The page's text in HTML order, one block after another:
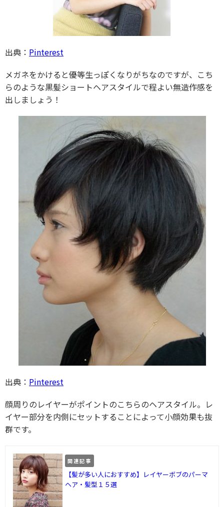
出典： Pinterest
メガネをかけると優等生っぽくなりがちなのですが、こち
らのような黒髪ショートヘアスタイルで程よい無造作感を
出しましょう！
出典： Pinterest
顔周りのレイヤーがポイントのこちらのヘアスタイル。レ
イヤー部分を内側にセットすることによって小顔効果も抜
群です。
関連記事
【髪が多い人におすすめ】レイヤーボブのパーマ
ヘア・髪型１５選